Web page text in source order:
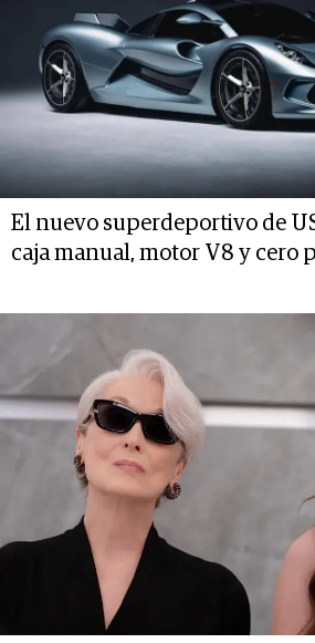
El nuevo superdeportivo de
caja manual, motor V8 y cero